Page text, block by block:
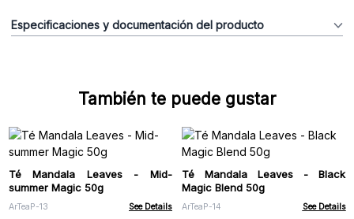
Especificaciones y documentación del producto
También te puede gustar
Té Mandala Leaves - Mid-
summer Magic 50g
ArTeaP-13 See Details
Té Mandala Leaves - Black
Magic Blend 50g
ArTeaP-14 See Details